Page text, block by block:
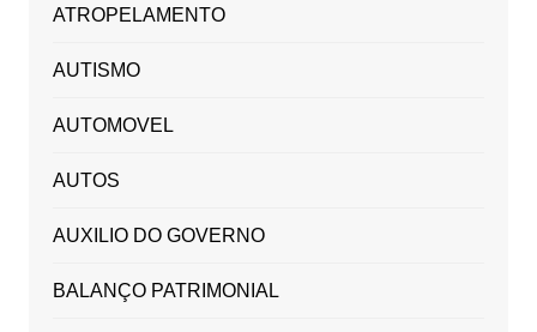
ATROPELAMENTO
AUTISMO
AUTOMOVEL
AUTOS
AUXILIO DO GOVERNO
BALANÇO PATRIMONIAL